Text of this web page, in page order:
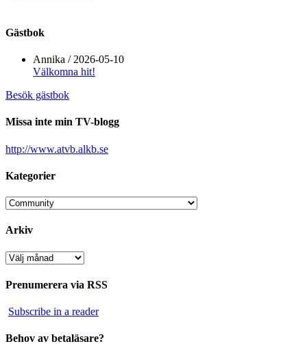
Gästbok
Annika / 2026-05-10
Välkomna hit!
Besök gästbok
Missa inte min TV-blogg
http://www.atvb.alkb.se
Kategorier
Kategorier
Arkiv
Arkiv
Prenumerera via RSS
Subscribe in a reader
Behov av betaläsare?